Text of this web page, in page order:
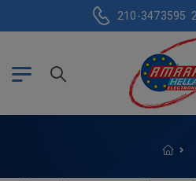
210-3473595